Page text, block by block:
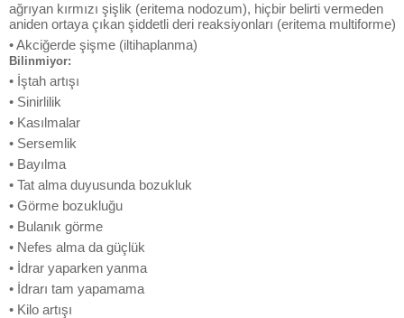
ağrıyan kırmızı şişlik (eritema nodozum), hiçbir belirti vermeden
aniden ortaya çıkan şiddetli deri reaksiyonları (eritema multiforme)
• Akciğerde şişme (iltihaplanma)
Bilinmiyor:
• İştah artışı
• Sinirlilik
• Kasılmalar
• Sersemlik
• Bayılma
• Tat alma duyusunda bozukluk
• Görme bozukluğu
• Bulanık görme
• Nefes alma da güçlük
• İdrar yaparken yanma
• İdrarı tam yapamama
• Kilo artışı